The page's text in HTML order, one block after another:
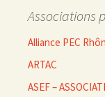
Associations
Alliance PEC
ARTAC
ASEF –